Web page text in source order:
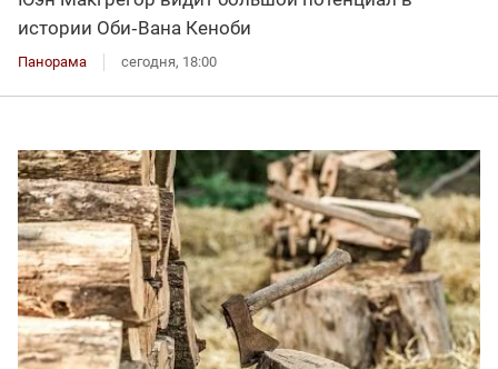
истории Оби‑Вана Кеноби
Панорама сегодня, 18:00